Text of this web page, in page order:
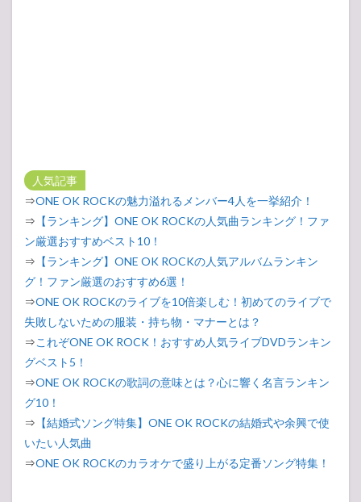
人気記事
⇒ONE OK ROCKの魅力溢れるメンバー4人を一挙紹介！
⇒ 【ランキング】ONE OK ROCKの人気曲ランキング！ファ
ン厳選おすすめベスト10！
⇒ 【ランキング】ONE OK ROCKの人気アルバムランキン
グ！ファン厳選のおすすめ6選！
⇒ONE OK ROCKのライブを10倍楽しむ！初めてのライブで
失敗しないための服装・持ち物・マナーとは？
⇒これぞONE OK ROCK！おすすめ人気ライブDVDランキン
グベスト5！
⇒ONE OK ROCKの歌詞の意味とは？心に響く名言ランキン
グ10！
⇒ 【結婚式ソング特集】ONE OK ROCKの結婚式や余興で使
いたい人気曲
⇒ONE OK ROCKのカラオケで盛り上がる定番ソング特集！